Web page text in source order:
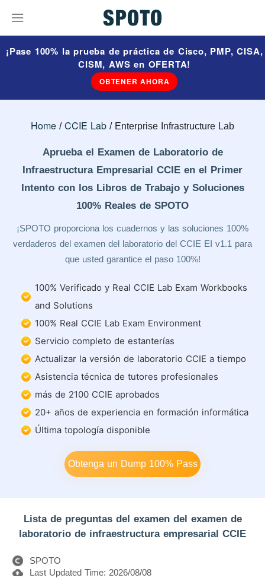
¡Pase 100% la prueba de práctica de Cisco, PMP, CISA,
CISM, AWS en OFERTA!
OBTENER AHORA
Home CCIE Lab Enterprise Infrastructure Lab
Aprueba el Examen de Laboratorio de
Infraestructura Empresarial CCIE en el Primer
Intento con los Libros de Trabajo y Soluciones
100% Reales de SPOTO
¡SPOTO proporciona los cuadernos y las soluciones 100%
verdaderos del examen del laboratorio del CCIE EI v1.1 para
que usted garantice el paso 100%!
100% Verificado y Real CCIE Lab Exam Workbooks
and Solutions
100% Real CCIE Lab Exam Environment
Servicio completo de estanterías
Actualizar la versión de laboratorio CCIE a tiempo
Asistencia técnica de tutores profesionales
más de 2100 CCIE aprobados
20+ años de experiencia en formación informática
Última topología disponible
Obtenga un Dump 100% Pass
Lista de preguntas del examen del examen de
laboratorio de infraestructura empresarial CCIE
SPOTO
Last Updated Time: 2026/08/08